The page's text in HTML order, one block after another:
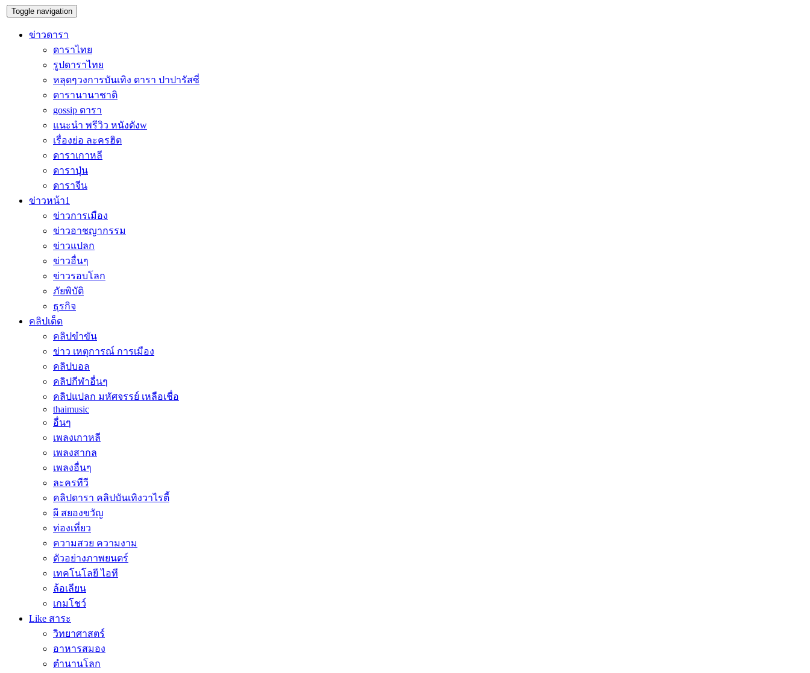
Toggle navigation
ข่าวดารา
ดาราไทย
รูปดาราไทย
หลุดๆวงการบันเทิง ดารา ปาปารัสซี่
ดารานานาชาติ
gossip ดารา
แนะนำ พรีวิว หนังดังw
เรื่องย่อ ละครฮิต
ดาราเกาหลี
ดาราปุ่น
ดาราจีน
ข่าวหน้า1
ข่าวการเมือง
ข่าวอาชญากรรม
ข่าวแปลก
ข่าวอื่นๆ
ข่าวรอบโลก
ภัยพิบัติ
ธุรกิจ
คลิปเด็ด
คลิปขำขัน
ข่าว เหตุการณ์ การเมือง
คลิปบอล
คลิปกีฬาอื่นๆ
คลิปแปลก มหัศจรรย์ เหลือเชื่อ
thaimusic
อื่นๆ
เพลงเกาหลี
เพลงสากล
เพลงอื่นๆ
ละครทีวี
คลิปดารา คลิปบันเทิงวาไรตี้
ผี สยองขวัญ
ท่องเที่ยว
ความสวย ความงาม
ตัวอย่างภาพยนตร์
เทคโนโลยี ไอที
ล้อเลียน
เกมโชว์
Like สาระ
วิทยาศาสตร์
อาหารสมอง
ตำนานโลก